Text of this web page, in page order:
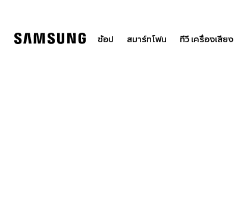
ช้อป สมาร์ทโฟน ทีวี เครื่องเสียง